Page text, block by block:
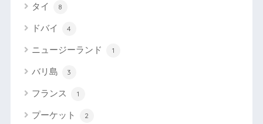
タイ 8
ドバイ 4
ニュージーランド 1
バリ島 3
フランス 1
プーケット 2